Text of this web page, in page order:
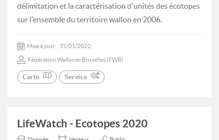
délimitation et la caractérisation d'unités des écotopes
sur l'ensemble du territoire wallon en 2006.
Mise à jour: 31/01/2022
Fédération Wallonie-Bruxelles (FWB)
Carte Service
LifeWatch - Ecotopes 2020